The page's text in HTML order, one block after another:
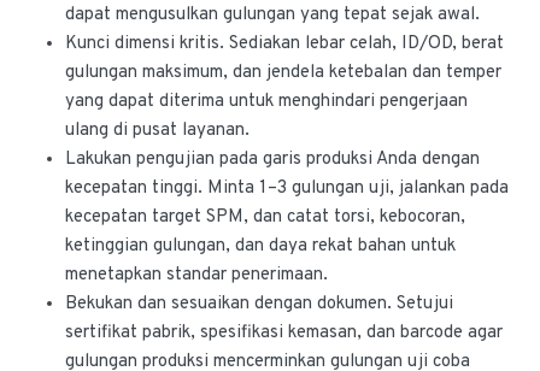
dapat mengusulkan gulungan yang tepat sejak awal.
Kunci dimensi kritis. Sediakan lebar celah, ID/OD, berat
gulungan maksimum, dan jendela ketebalan dan temper
yang dapat diterima untuk menghindari pengerjaan
ulang di pusat layanan.
Lakukan pengujian pada garis produksi Anda dengan
kecepatan tinggi. Minta 1–3 gulungan uji, jalankan pada
kecepatan target SPM, dan catat torsi, kebocoran,
ketinggian gulungan, dan daya rekat bahan untuk
menetapkan standar penerimaan.
Bekukan dan sesuaikan dengan dokumen. Setujui
sertifikat pabrik, spesifikasi kemasan, dan barcode agar
gulungan produksi mencerminkan gulungan uji coba